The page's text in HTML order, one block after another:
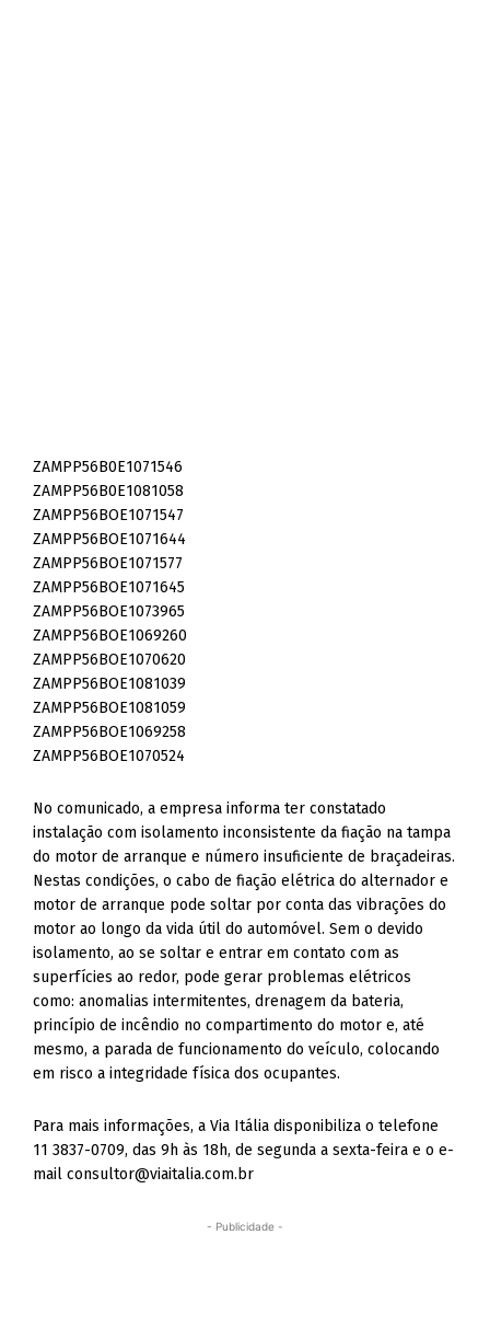
ZAMPP56B0E1071546
ZAMPP56B0E1081058
ZAMPP56BOE1071547
ZAMPP56BOE1071644
ZAMPP56BOE1071577
ZAMPP56BOE1071645
ZAMPP56BOE1073965
ZAMPP56BOE1069260
ZAMPP56BOE1070620
ZAMPP56BOE1081039
ZAMPP56BOE1081059
ZAMPP56BOE1069258
ZAMPP56BOE1070524
No comunicado, a empresa informa ter constatado
instalação com isolamento inconsistente da fiação na tampa
do motor de arranque e número insuficiente de braçadeiras.
Nestas condições, o cabo de fiação elétrica do alternador e
motor de arranque pode soltar por conta das vibrações do
motor ao longo da vida útil do automóvel. Sem o devido
isolamento, ao se soltar e entrar em contato com as
superfícies ao redor, pode gerar problemas elétricos
como: anomalias intermitentes, drenagem da bateria,
princípio de incêndio no compartimento do motor e, até
mesmo, a parada de funcionamento do veículo, colocando
em risco a integridade física dos ocupantes.
Para mais informações, a Via Itália disponibiliza o telefone
11 3837-0709, das 9h às 18h, de segunda a sexta-feira e o e-
mailconsultor@viaitalia.com.br
- Publicidade -